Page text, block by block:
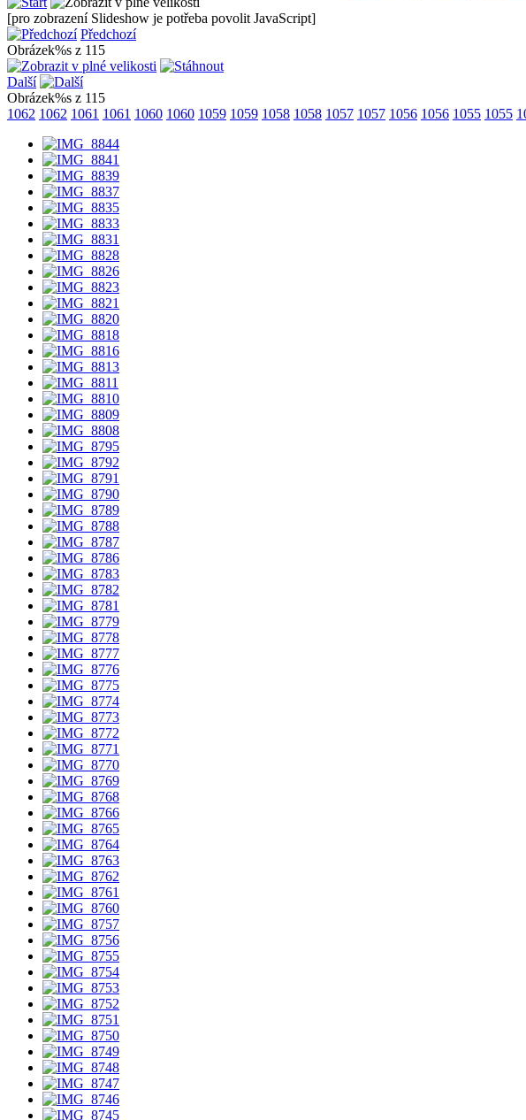
[pro zobrazení Slideshow je potřeba povolit JavaScript]
Předchozí
Obrázek%s z 115
Další
Obrázek%s z 115
1062 1062 1061 1061 1060 1060 1059 1059 1058 1058 1057 1057 1056 1056 1055 1055